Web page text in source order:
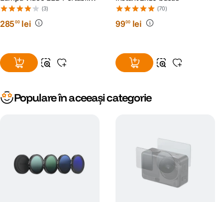
10W cu Focus Ajustabil
10°-60°
(3)
28500 lei
(70)
9900 lei
Populare în aceeași categorie